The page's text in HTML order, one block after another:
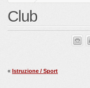
Club
« Istruzione / Sport